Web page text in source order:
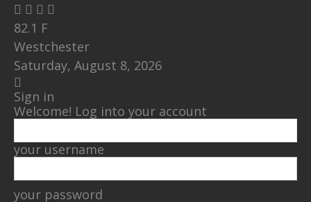
82.1 F
Westchester
Saturday, August 8, 2026
Sign in
Welcome! Log into your account
your username
your password